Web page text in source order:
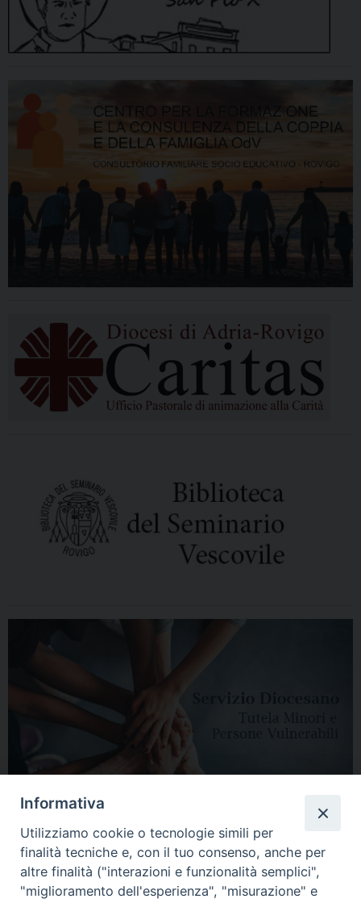
Informativa
Utilizziamo cookie o tecnologie simili per
finalità tecniche e, con il tuo consenso, anche per
altre finalità ("interazioni e funzionalità semplici",
"miglioramento dell'esperienza", "misurazione" e